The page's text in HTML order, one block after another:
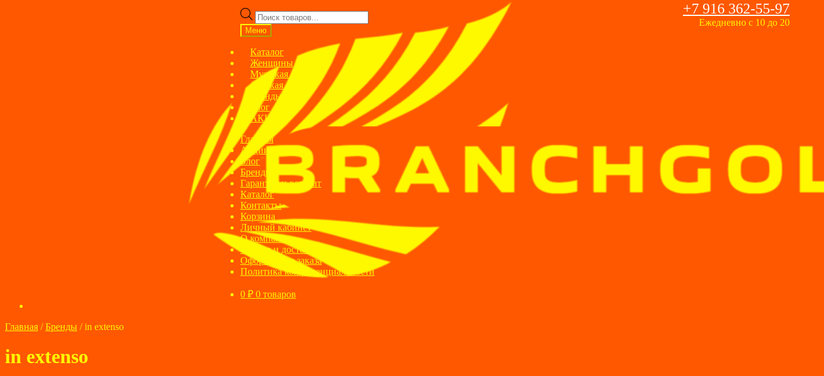
Поиск
товаров
+7 916 362-55-97
Ежедневно с 10 до 20
Меню
Каталог
Женщины
Мужская одежда
Детская одежда
Бренды
Блог
АКЦИИ
Главная
Акции
Блог
Бренды
Гарантия и возврат
Каталог
Контакты
Корзина
Личный кабинет
О компании
Оплата и доставка
Оформление заказа
Политика конфиденциальности
0 ₽ 0 товаров
Главная /Бренды /in extenso
in extenso